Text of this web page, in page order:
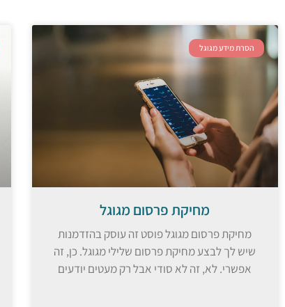
הסרת מידע מגוגל
מחיקת פרסום מגוגל
מחיקת פרסום מגוגל פוסט זה עוסק בהזדמנות
שיש לך לבצע מחיקת פרסום שלילי מגוגל. כן, זה
אפשרי. לא, זה לא סודי אבל רק מעטים יודעים